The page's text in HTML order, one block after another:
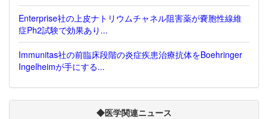
Enterprise社の上皮ナトリウムチャネル阻害薬が嚢胞性線維
症Ph2試験で効果あり...
Immunitas社の前臨床段階の炎症疾患治療抗体をBoehringer
Ingelheimが手にする...
◆医学関連ニュース